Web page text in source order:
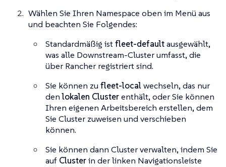
Wählen Sie Ihren Namespace oben im Menü aus
und beachten Sie Folgendes:
Standardmäßig istfleet-defaultausgewählt,
was alle Downstream-Cluster umfasst, die
über Rancher registriert sind.
Sie können zu fleet-localwechseln, das nur
denlokalen Clusterenthält, oder Sie können
Ihren eigenen Arbeitsbereich erstellen, dem
Sie Cluster zuweisen und verschieben
können.
Sie können dann Cluster verwalten, indem Sie
auf Clusterin der linken Navigationsleiste